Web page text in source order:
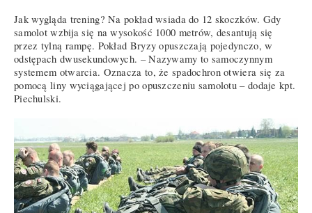
Jak wygląda trening? Na pokład wsiada do 12 skoczków. Gdy
samolot wzbija się na wysokość 1000 metrów, desantują się
przez tylną rampę. Pokład Bryzy opuszczają pojedynczo, w
odstępach dwusekundowych. – Nazywamy to samoczynnym
systemem otwarcia. Oznacza to, że spadochron otwiera się za
pomocą liny wyciągającej po opuszczeniu samolotu – dodaje kpt.
Piechulski.